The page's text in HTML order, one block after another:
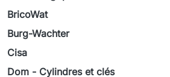
BricoWat
Burg-Wachter
Cisa
Dom - Cylindres et clés